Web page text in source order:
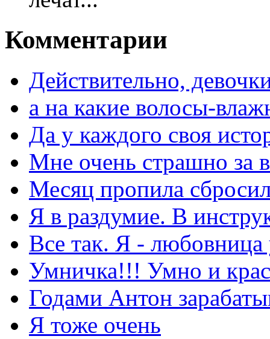
Комментарии
Действительно,
а на какие волосы-
Да у каждого своя
Мне очень страшно за
Месяц пропила
Я в раздумие. В
Все так. Я - любовница
Умничка!!! Умно и
Годами Антон
Я тоже очень